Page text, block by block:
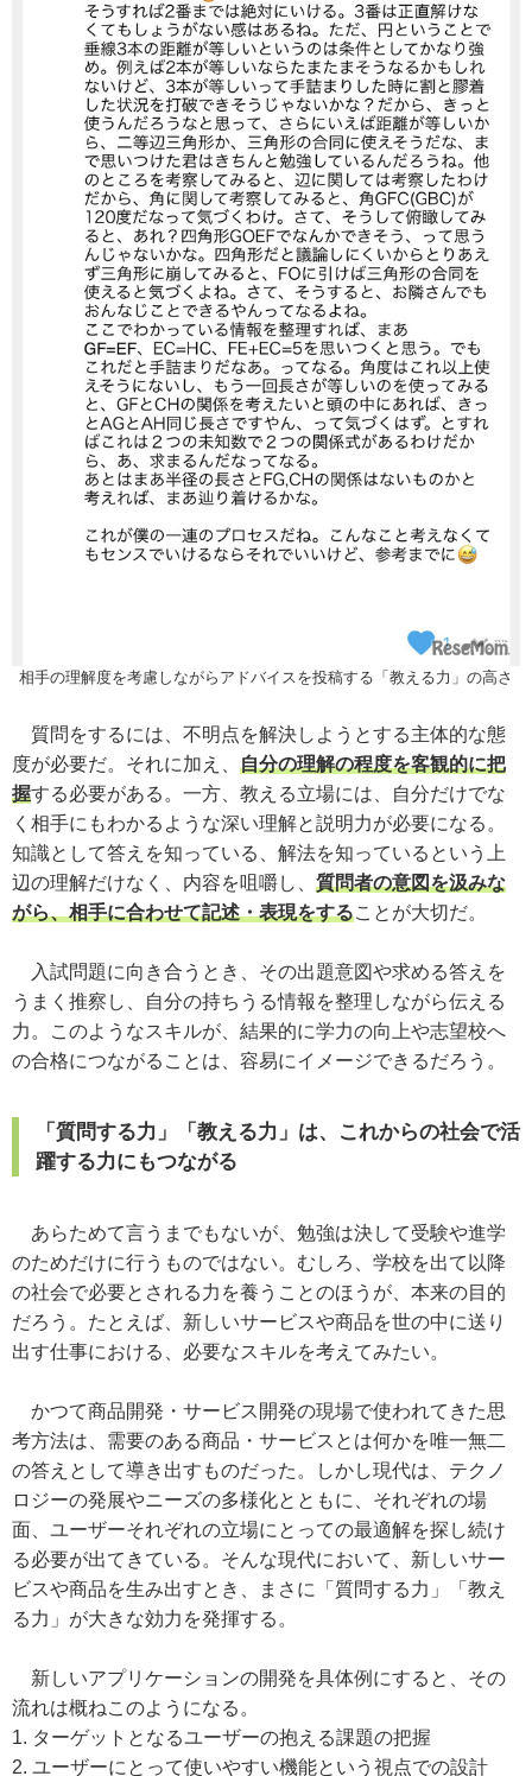
相手の理解度を考慮しながらアドバイスを投稿する「教える力」の高さ
質問をするには、不明点を解決しようとする主体的な態
度が必要だ。それに加え、 自分の理解の程度を客観的に把
握する必要がある。一方、教える立場には、自分だけでな
く相手にもわかるような深い理解と説明力が必要になる。
知識として答えを知っている、解法を知っているという上
辺の理解だけなく、内容を咀嚼し、 質問者の意図を汲みな
がら、相手に合わせて記述・表現をすることが大切だ。
入試問題に向き合うとき、その出題意図や求める答えを
うまく推察し、自分の持ちうる情報を整理しながら伝える
力。このようなスキルが、結果的に学力の向上や志望校へ
の合格につながることは、容易にイメージできるだろう。
「質問する力」「教える力」は、これからの社会で活
躍する力にもつながる
あらためて言うまでもないが、勉強は決して受験や進学
のためだけに行うものではない。むしろ、学校を出て以降
の社会で必要とされる力を養うことのほうが、本来の目的
だろう。たとえば、新しいサービスや商品を世の中に送り
出す仕事における、必要なスキルを考えてみたい。
かつて商品開発・サービス開発の現場で使われてきた思
考方法は、需要のある商品・サービスとは何かを唯一無二
の答えとして導き出すものだった。しかし現代は、テクノ
ロジーの発展やニーズの多様化とともに、それぞれの場
面、ユーザーそれぞれの立場にとっての最適解を探し続け
る必要が出てきている。そんな現代において、新しいサー
ビスや商品を生み出すとき、まさに「質問する力」「教え
る力」が大きな効力を発揮する。
新しいアプリケーションの開発を具体例にすると、その
流れは概ねこのようになる。
1. ターゲットとなるユーザーの抱える課題の把握
2. ユーザーにとって使いやすい機能という視点での設計